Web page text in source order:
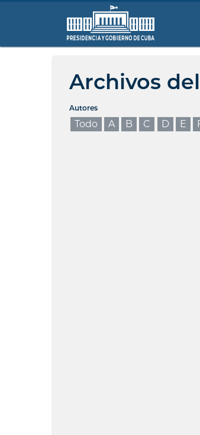
Archivos
Autores
Todo A B C D E